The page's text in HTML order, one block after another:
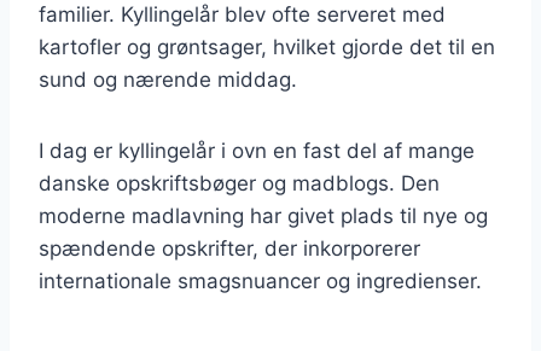
familier. Kyllingelår blev ofte serveret med
kartofler og grøntsager, hvilket gjorde det til en
sund og nærende middag.
I dag er kyllingelår i ovn en fast del af mange
danske opskriftsbøger og madblogs. Den
moderne madlavning har givet plads til nye og
spændende opskrifter, der inkorporerer
internationale smagsnuancer og ingredienser.